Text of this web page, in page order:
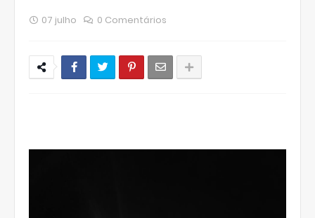
07 julho 0 Comentários